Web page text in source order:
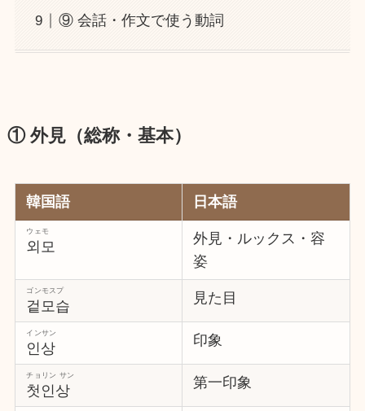
⑨ 会話・作文で使う動詞
① 外見（総称・基本）
韓国語 日本語
외모
ウェモ
外見・ルックス・容
姿
겉모습
ゴンモスプ 見た目
인상
インサン 印象
첫인상
チョリン サン 第一印象